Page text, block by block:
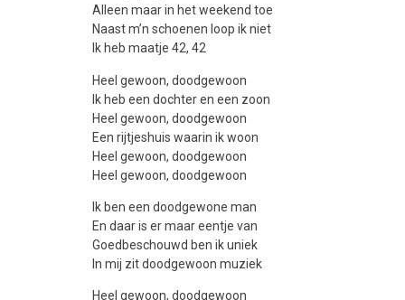
Alleen maar in het weekend toe
Naast m’n schoenen loop ik niet
Ik heb maatje 42, 42
Heel gewoon, doodgewoon
Ik heb een dochter en een zoon
Heel gewoon, doodgewoon
Een rijtjeshuis waarin ik woon
Heel gewoon, doodgewoon
Heel gewoon, doodgewoon
Ik ben een doodgewone man
En daar is er maar eentje van
Goedbeschouwd ben ik uniek
In mij zit doodgewoon muziek
Heel gewoon, doodgewoon